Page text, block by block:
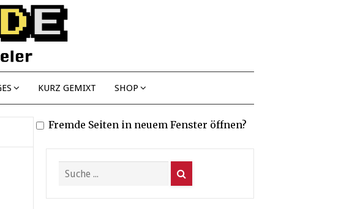
KURZ GEMIXT SHOP
Fremde Seiten in neuem Fenster öffnen?